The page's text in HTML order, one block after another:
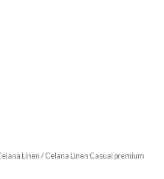
Linen / Celana Linen Casual premium